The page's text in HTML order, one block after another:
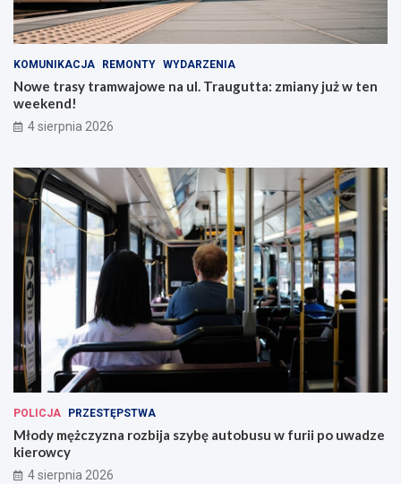
KOMUNIKACJA REMONTY WYDARZENIA
Nowe trasy tramwajowe na ul. Traugutta: zmiany już w ten
weekend!
4 sierpnia 2026
POLICJA PRZESTĘPSTWA
Młody mężczyzna rozbija szybę autobusu w furii po uwadze
kierowcy
4 sierpnia 2026